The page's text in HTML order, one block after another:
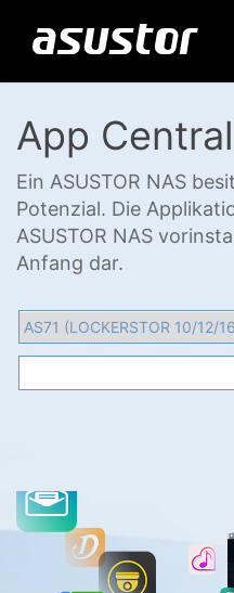
App Central
Ein ASUSTOR NAS
Potenzial. Die
ASUSTOR NAS
Anfang dar.